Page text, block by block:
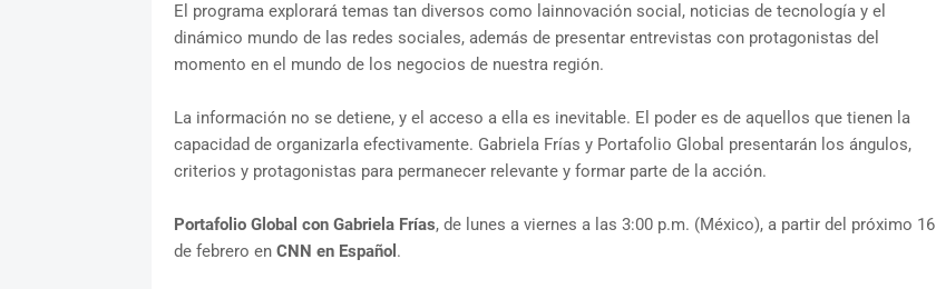
El programa explorará temas tan diversos como lainnovación social, noticias de tecnología y el
dinámico mundo de las redes sociales, además de presentar entrevistas con protagonistas del
momento en el mundo de los negocios de nuestra región.
La información no se detiene, y el acceso a ella es inevitable. El poder es de aquellos que tienen la
capacidad de organizarla efectivamente. Gabriela Frías y Portafolio Global presentarán los ángulos,
criterios y protagonistas para permanecer relevante y formar parte de la acción.
Portafolio Global con Gabriela Frías, de lunes a viernes a las 3:00 p.m. (México), a partir del próximo 16
de febrero en CNN en Español .